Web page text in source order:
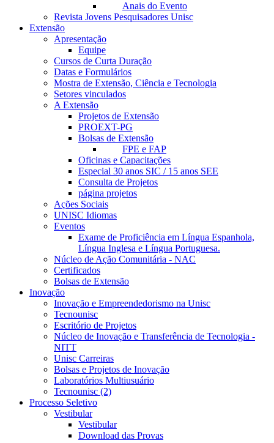
Anais do Evento
Revista Jovens Pesquisadores Unisc
Extensão
Apresentação
Equipe
Cursos de Curta Duração
Datas e Formulários
Mostra de Extensão, Ciência e Tecnologia
Setores vinculados
A Extensão
Projetos de Extensão
PROEXT-PG
Bolsas de Extensão
FPE e FAP
Oficinas e Capacitações
Especial 30 anos SIC / 15 anos SEE
Consulta de Projetos
página projetos
Ações Sociais
UNISC Idiomas
Eventos
Exame de Proficiência em Língua Espanhola,
Língua Inglesa e Língua Portuguesa.
Núcleo de Ação Comunitária - NAC
Certificados
Bolsas de Extensão
Inovação
Inovação e Empreendedorismo na Unisc
Tecnounisc
Escritório de Projetos
Núcleo de Inovação e Transferência de Tecnologia -
NITT
Unisc Carreiras
Bolsas e Projetos de Inovação
Laboratórios Multiusuário
Tecnounisc (2)
Processo Seletivo
Vestibular
Vestibular
Download das Provas